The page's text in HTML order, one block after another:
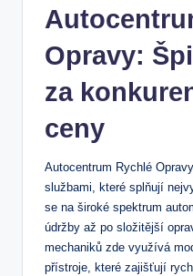
Opravy:
za
ceny
Autocentrum Rychlé
službami, které splňují
se​ na široké spektrum
údržby až ⁣po složitější
⁢mechaniků zde využívá
přístroje, které zajišťují